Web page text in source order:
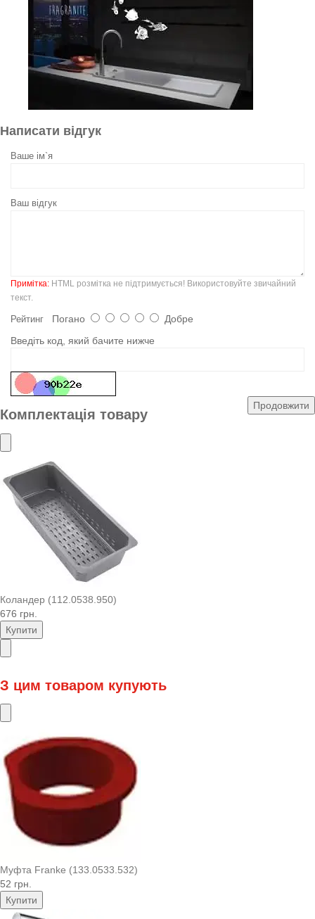
Написати відгук
Ваше ім`я
Ваш відгук
Примітка: HTML розмітка не підтримується! Використовуйте звичайний
текст.
Рейтинг Погано
Добре
Введіть код, який бачите нижче
Продовжити
Комплектація товару
Коландер (112.0538.950)
676 грн.
Купити
З цим товаром купують
Муфта Franke (133.0533.532)
52 грн.
Купити